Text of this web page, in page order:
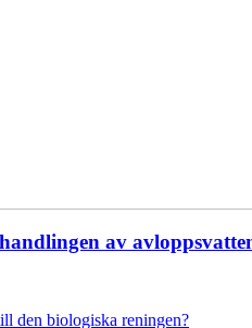
av
den biologiska reningen?